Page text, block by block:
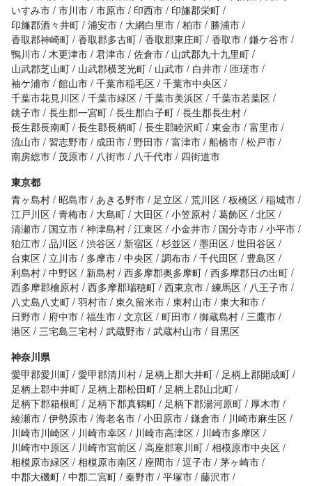
いすみ市 市川市 市原市 印西市
印旛郡栄町
印旛郡酒々井町 浦安市 大網白里市 柏市
勝浦市
香取郡神崎町 香取郡多古町 香取郡東庄町 香取市 鎌ケ谷市
鴨川市 木更津市 君津市 佐倉市
山武郡九十九里町
山武郡芝山町
山武郡横芝光町 山武市 白井市 匝瑳市
袖ケ浦市 館山市 千葉市稲毛区 千葉市中央区
千葉市花見川区 千葉市緑区 千葉市美浜区 千葉市若葉区
銚子市 長生郡一宮町 長生郡白子町 長生郡長生村
長生郡長南町 長生郡長柄町 長生郡睦沢町 東金市 富里市
流山市
習志野市 成田市 野田市 富津市 船橋市 松戸市
南房総市
茂原市 八街市 八千代市
四街道市
東京都
青ヶ島村
昭島市 あきる野市 足立区 荒川区 板橋区 稲城市
江戸川区 青梅市 大島町 大田区 小笠原村 葛飾区 北区
清瀬市
国立市 神津島村 江東区 小金井市 国分寺市 小平市
狛江市 品川区 渋谷区 新宿区 杉並区 墨田区 世田谷区
台東区
立川市 多摩市 中央区 調布市 千代田区
豊島区
利島村 中野区 新島村 西多摩郡奥多摩町 西多摩郡日の出町
西多摩郡檜原村 西多摩郡瑞穂町 西東京市 練馬区
八王子市
八丈島八丈町 羽村市 東久留米市 東村山市 東大和市
日野市
府中市 福生市 文京区 町田市 御蔵島村 三鷹市
港区 三宅島三宅村 武蔵野市 武蔵村山市
目黒区
神奈川県
愛甲郡愛川町 愛甲郡清川村 足柄上郡大井町
足柄上郡開成町
足柄上郡中井町
足柄上郡松田町
足柄上郡山北町
足柄下郡箱根町
足柄下郡真鶴町 足柄下郡湯河原町
厚木市
綾瀬市 伊勢原市 海老名市 小田原市 鎌倉市
川崎市麻生区
川崎市川崎区
川崎市幸区 川崎市高津区
川崎市多摩区
川崎市中原区
川崎市宮前区 高座郡寒川町 相模原市中央区
相模原市緑区 相模原市南区 座間市 逗子市 茅ヶ崎市
中郡大磯町 中郡二宮町 秦野市 平塚市 藤沢市